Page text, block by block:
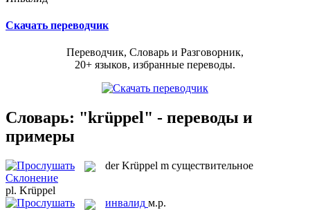
Скачать переводчик
Переводчик, Словарь и Разговорник,
20+ языков, избранные переводы.
Словарь: "krüppel" - переводы и
примеры
derKrüppel m существительное
Склонение
pl. Krüppel
инвалид м.р.